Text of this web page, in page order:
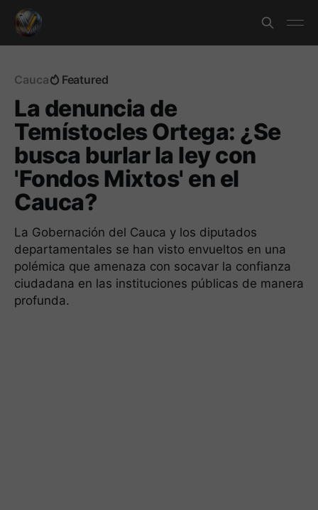
Cauca Featured
La denuncia de
Temístocles Ortega: ¿Se
busca burlar la ley con
'Fondos Mixtos' en el
Cauca?
La Gobernación del Cauca y los diputados
departamentales se han visto envueltos en una
polémica que amenaza con socavar la confianza
ciudadana en las instituciones públicas de manera
profunda.